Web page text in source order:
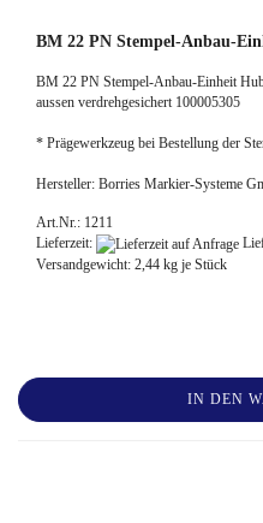
BM 22 PN Stempel-Anbau-
BM 22 PN Stempel-Anbau-Einheit
aussen verdrehgesichert 100005305
* Prägewerkzeug bei Bestellung der
Hersteller: Borries Markier-Systeme
Art.Nr.: 1211
Lieferzeit:
Versandgewicht: 2,44 kg je Stück
IN DEN